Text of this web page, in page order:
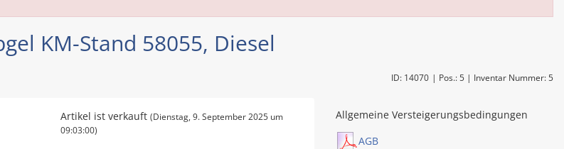
KM-Stand 58055, Diesel
ID: 14070 | Pos.: 5 | Inventar Nummer: 5
Artikel ist verkauft (Dienstag, 9. September 2025 um
09:03:00)
Allgemeine Versteigerungsbedingungen
AGB